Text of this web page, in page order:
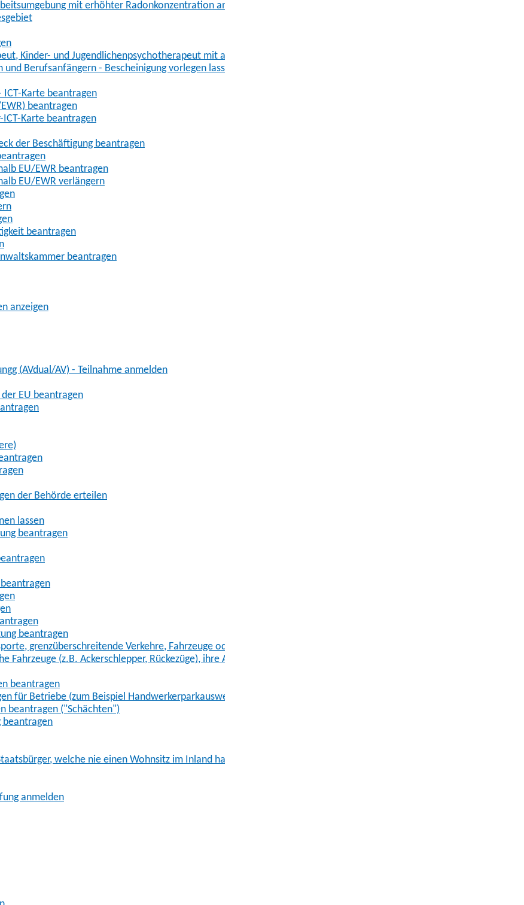
mit erhöhter Radonkonzentration anmelden
Kinder- und Jugendlichenpsychotherapeut mit ausländischer Berufsausbildung – Approbation beantragen
Berufsanfängern - Bescheinigung vorlegen lassen
Karte beantragen
beantragen
Karte beantragen
der Beschäftigung beantragen
EU/EWR beantragen
EU/EWR verlängern
beantragen
beantragen
anzeigen
(AVdual/AV) - Teilnahme anmelden
EU beantragen
der Behörde erteilen
lassen
beantragen
beantragen
grenzüberschreitende Verkehre, Fahrzeuge oder Fahrzeugkombinationen nach § 70 StVZO beantragen
(z.B. Ackerschlepper, Rückezüge), ihre Anhänger, Arbeitsmaschinen (z.B. Gabelstapler, Mähdrescher)
beantragen
für Betriebe (zum Beispiel Handwerkerparkausweis)
beantragen ("Schächten")
beantragen
welche nie einen Wohnsitz im Inland hatten
anmelden